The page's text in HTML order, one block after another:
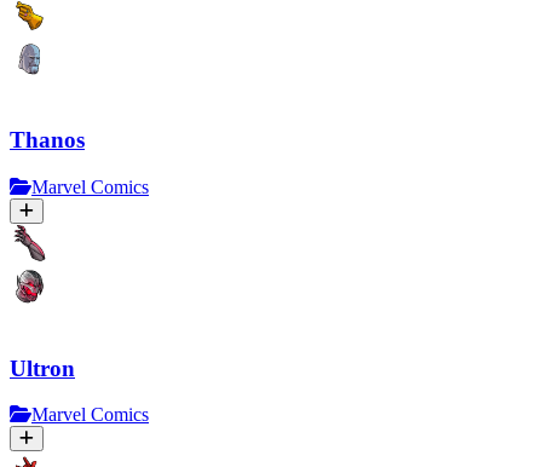
Thanos
Marvel Comics
Ultron
Marvel Comics